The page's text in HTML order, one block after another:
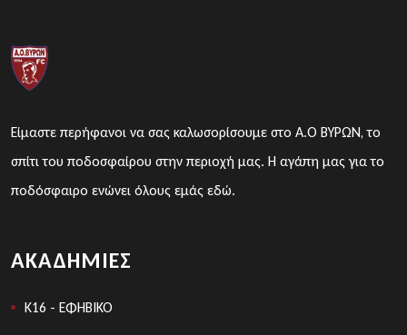
Είμαστε περήφανοι να σας καλωσορίσουμε στο Α.Ο ΒΥΡΩΝ, το
σπίτι του ποδοσφαίρου στην περιοχή μας. Η αγάπη μας για το
ποδόσφαιρο ενώνει όλους εμάς εδώ.
ΑΚΑΔΗΜΊΕΣ
K16 - ΕΦΗΒΙΚΟ